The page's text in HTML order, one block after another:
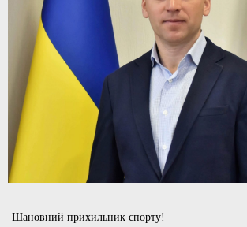
Шановний прихильник спорту!